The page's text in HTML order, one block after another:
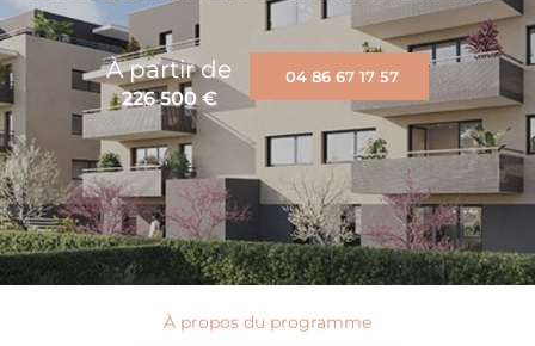
À partir de
226 500€
04 86 67 17 57
À propos du programme